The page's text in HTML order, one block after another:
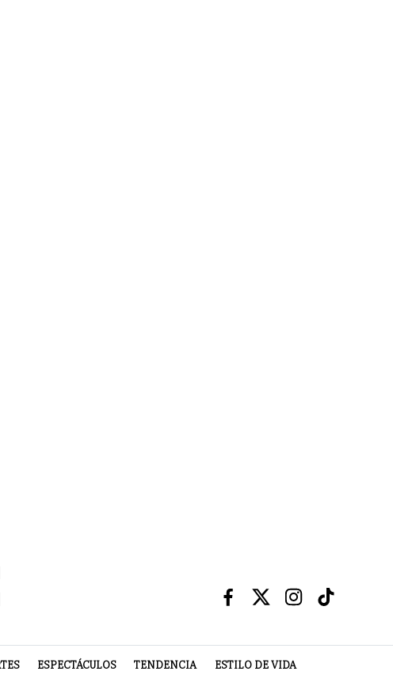
ESPECTÁCULOS TENDENCIA ESTILO DE VIDA